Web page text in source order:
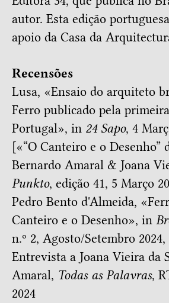
autor. Esta edição
apoio da Casa da
Recensões
Lusa, «Ensaio do arquiteto
Ferro publicado pela
Portugal», in 24 Sapo, 4
[«“O Canteiro e o Desenho”
Bernardo Amaral & Joana
Punkto, edição 41, 5 Março
Pedro Bento d'Almeida, «
Canteiro e o Desenho», in
n.º 2, Agosto/Setembro 2024,
Entrevista a Joana Vieira da
Amaral, Todas as Palavras,
2024